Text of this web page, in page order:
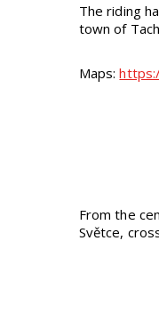
The riding
town of
Maps:
From the
Světce,